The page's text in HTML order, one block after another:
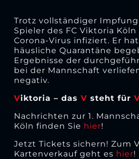
Trotz vollständiger
Spieler des FC Viktoria
Corona-Virus infiziert. Er
häusliche Quarantäne
Ergebnisse der
bei der Mannschaft
negativ.
Viktoria – das V steht für
Nachrichten zur 1.
Köln finden Sie hier!
Jetzt Tickets sichern! Zum
Kartenverkauf geht es hier!